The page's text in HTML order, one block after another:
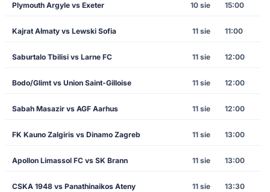
Plymouth Argyle vs Exeter 10 sie 15:00
Kajrat Ałmaty vs Lewski Sofia 11 sie 11:00
Saburtalo Tbilisi vs Larne FC 11 sie 12:00
Bodo/Glimt vs Union Saint-Gilloise 11 sie 12:00
Sabah Masazir vs AGF Aarhus 11 sie 12:00
FK Kauno Zalgiris vs Dinamo Zagreb 11 sie 13:00
Apollon Limassol FC vs SK Brann 11 sie 13:00
CSKA 1948 vs Panathinaikos Ateny 11 sie 13:30